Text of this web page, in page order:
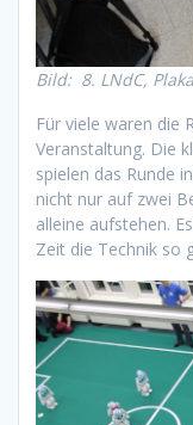
Bild: 8. LNdC,
Für viele waren die
Veranstaltung. Die
spielen das Runde
nicht nur auf zwei
alleine aufstehen.
Zeit die Technik so